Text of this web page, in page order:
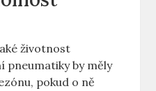
životnost
pneumatiky by měly
pokud o ně